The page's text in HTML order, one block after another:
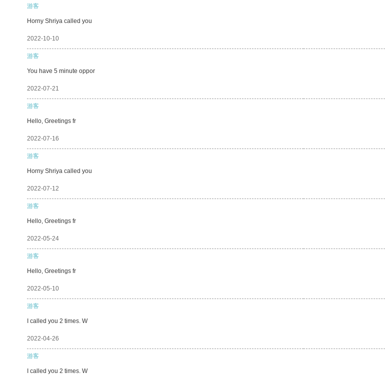
游客
Horny Shriya called you
2022-10-10
游客
You have 5 minute oppor
2022-07-21
游客
Hello, Greetings fr
2022-07-16
游客
Horny Shriya called you
2022-07-12
游客
Hello, Greetings fr
2022-05-24
游客
Hello, Greetings fr
2022-05-10
游客
I called you 2 times. W
2022-04-26
游客
I called you 2 times. W